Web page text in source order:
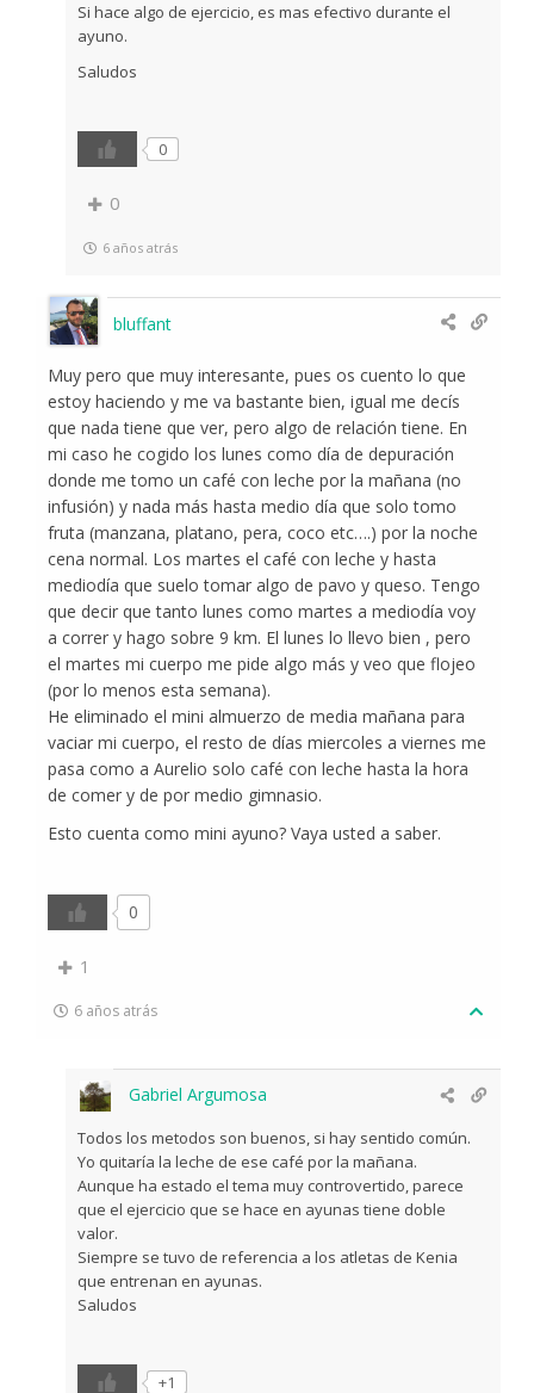
Si hace algo de ejercicio, es mas efectivo durante el
ayuno.
Saludos
0
0
6 años atrás
bluffant
Muy pero que muy interesante, pues os cuento lo que
estoy haciendo y me va bastante bien, igual me decís
que nada tiene que ver, pero algo de relación tiene. En
mi caso he cogido los lunes como día de depuración
donde me tomo un café con leche por la mañana (no
infusión) y nada más hasta medio día que solo tomo
fruta (manzana, platano, pera, coco etc….) por la noche
cena normal. Los martes el café con leche y hasta
mediodía que suelo tomar algo de pavo y queso. Tengo
que decir que tanto lunes como martes a mediodía voy
a correr y hago sobre 9 km. El lunes lo llevo bien , pero
el martes mi cuerpo me pide algo más y veo que flojeo
(por lo menos esta semana).
He eliminado el mini almuerzo de media mañana para
vaciar mi cuerpo, el resto de días miercoles a viernes me
pasa como a Aurelio solo café con leche hasta la hora
de comer y de por medio gimnasio.
Esto cuenta como mini ayuno? Vaya usted a saber.
0
1
6 años atrás
Gabriel Argumosa
Todos los metodos son buenos, si hay sentido común.
Yo quitaría la leche de ese café por la mañana.
Aunque ha estado el tema muy controvertido, parece
que el ejercicio que se hace en ayunas tiene doble
valor.
Siempre se tuvo de referencia a los atletas de Kenia
que entrenan en ayunas.
Saludos
+1